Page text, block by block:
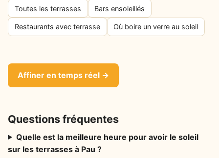
Toutes les terrasses Bars ensoleillés
Restaurants avec terrasse Où boire un verre au soleil
Affiner en temps réel →
Questions fréquentes
Quelle est la meilleure heure pour avoir le soleil
sur les terrasses à Pau ?